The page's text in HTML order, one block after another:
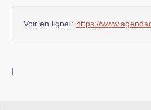
Voir en ligne : https://
|